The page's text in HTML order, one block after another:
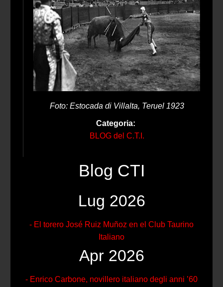
Foto: Estocada di Villalta, Teruel 1923
Categoria:
BLOG del C.T.I.
Blog CTI
Lug 2026
- El torero José Ruiz Muñoz en el Club Taurino
Italiano
Apr 2026
- Enrico Carbone, novillero italiano degli anni ’60